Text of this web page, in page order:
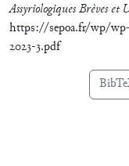
Assyriologiques Brèves et
https://sepoa.fr/wp/
2023-3.pdf